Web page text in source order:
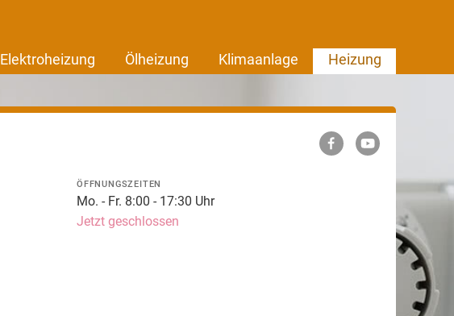
Elektroheizung Ölheizung Klimaanlage Heizung
ÖFFNUNGSZEITEN
Mo. - Fr. 8:00 - 17:30 Uhr
Jetzt geschlossen